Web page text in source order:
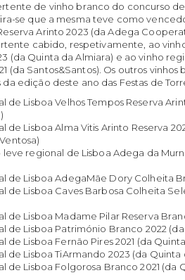
de vinho branco do concurso de
se que a mesma teve como
Arinto 2023 (da Adega
cabido, respetivamente, ao
(da Quinta da Almiara) e ao vinho
(da Santos&Santos). Os outros
edição deste ano das Festas de
de Lisboa Velhos Tempos Reserva
de Lisboa Alma Vitis Arinto Reserva
regional de Lisboa Adega da
de Lisboa AdegaMãe Dory Colheita
de Lisboa Caves Barbosa Colheita
de Lisboa Madame Pilar Reserva
de Lisboa Património Branco 2022
de Lisboa Fernão Pires 2021 (da
de Lisboa TiArmando 2023 (da Quinta
de Lisboa Folgorosa Branco 2021 (da